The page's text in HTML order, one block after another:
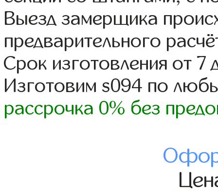
Выезд замерщика
предварительного
Срок изготовления от 7
Изготовим s094 по
рассрочка 0% без